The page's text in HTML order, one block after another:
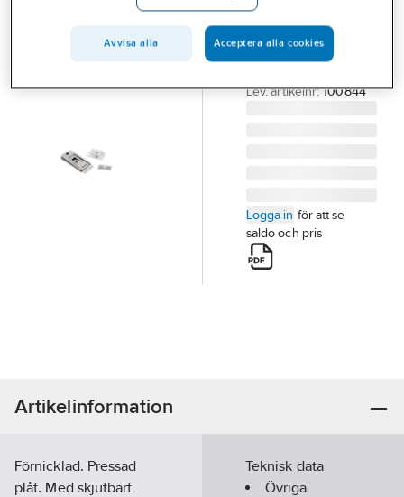
IRONSIDE INK 5
BLAD BLADBR
39MM 100844
Lev. artikelnr: 100844
Logga in för att se
saldo och pris
Artikelinformation
Förnicklad. Pressad
plåt. Med skjutbart
Teknisk data
Övriga
Avvisa alla Acceptera alla cookies